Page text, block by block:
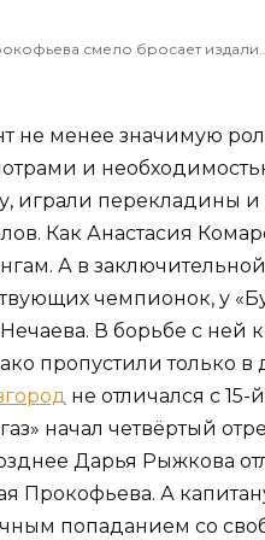
смело бросает
не менее значимую
и
играли перекладины
Как Анастасия
А в заключительной
чемпионок, у
В борьбе с
пропустили только в
не отличался с
начал четвёртый
Дарья Рыжкова
Прокофьева. А
попаданием со